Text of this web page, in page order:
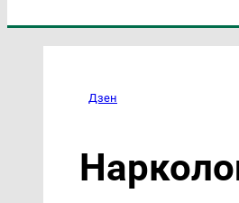
Дзен